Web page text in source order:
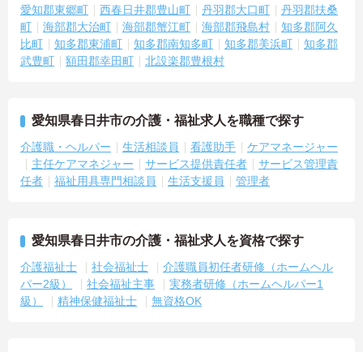
愛知郡東郷町
西春日井郡豊山町 丹羽郡大口町
丹羽郡扶桑
町
海部郡大治町 海部郡蟹江町 海部郡飛島村
知多郡阿久
比町
知多郡東浦町 知多郡南知多町 知多郡美浜町
知多郡
武豊町
額田郡幸田町 北設楽郡豊根村
愛知県春日井市の介護・福祉求人を職種で探す
介護職・ヘルパー 生活相談員 看護助手
ケアマネージャー
主任ケアマネジャー
サービス提供責任者
サービス管理責
任者
福祉用具専門相談員 生活支援員 管理者
愛知県春日井市の介護・福祉求人を資格で探す
介護福祉士 社会福祉士
介護職員初任者研修（ホームヘル
パー2級）
社会福祉主事
実務者研修（ホームヘルパー1
級）
精神保健福祉士 無資格OK